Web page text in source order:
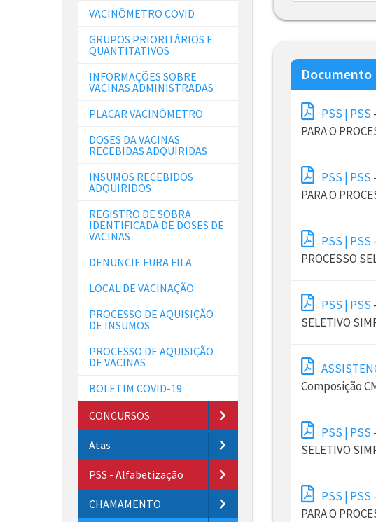
VACINÔMETRO COVID
GRUPOS PRIORITÁRIOS E
QUANTITATIVOS
INFORMAÇÕES SOBRE
VACINAS ADMINISTRADAS
PLACAR VACINÔMETRO
DOSES DA VACINAS
RECEBIDAS ADQUIRIDAS
INSUMOS RECEBIDOS
ADQUIRIDOS
REGISTRO DE SOBRA
IDENTIFICADA DE DOSES DE
VACINAS
DENUNCIE FURA FILA
LOCAL DE VACINAÇÃO
PROCESSO DE AQUISIÇÃO
DE INSUMOS
PROCESSO DE AQUISIÇÃO
DE VACINAS
BOLETIM COVID-19
CONCURSOS
Atas
PSS - Alfabetização
CHAMAMENTO
Documento
PSS | PSS
PARA O
PSS | PSS
PARA O
PSS | PSS
PROCESSO
PSS | PSS
SELETIVO
Composição
PSS | PSS
SELETIVO
PSS | PSS
PARA O